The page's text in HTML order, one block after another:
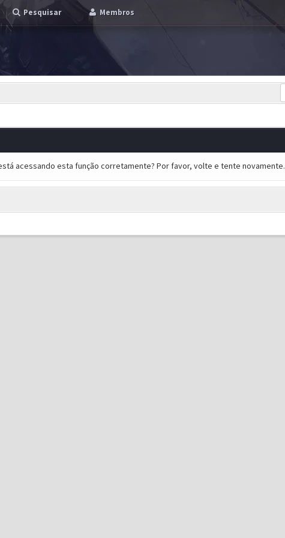
Pesquisar Membros
acessando esta função corretamente? Por favor, volte e tente novamente.